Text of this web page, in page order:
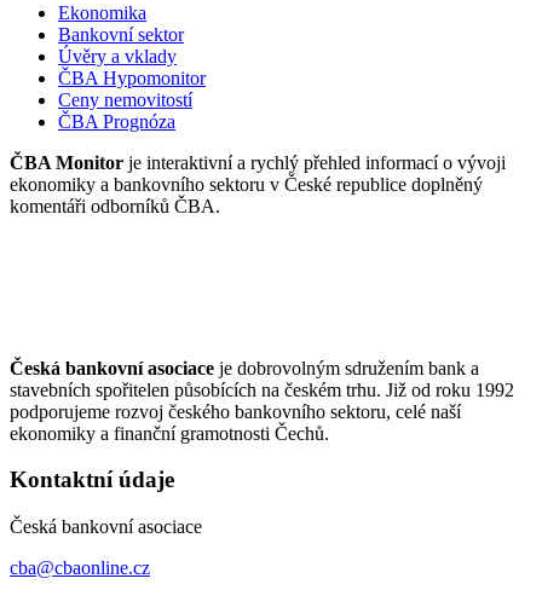
Ekonomika
Bankovní sektor
Úvěry a vklady
ČBA Hypomonitor
Ceny nemovitostí
ČBA Prognóza
ČBA Monitor je interaktivní a rychlý přehled informací o vývoji
ekonomiky a bankovního sektoru v České republice doplněný
komentáři odborníků ČBA.
Česká bankovní asociace je dobrovolným sdružením bank a
stavebních spořitelen působících na českém trhu. Již od roku 1992
podporujeme rozvoj českého bankovního sektoru, celé naší
ekonomiky a finanční gramotnosti Čechů.
Kontaktní údaje
Česká bankovní asociace
cba@cbaonline.cz